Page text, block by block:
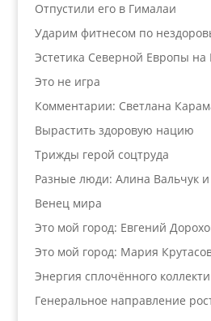
Отпустили его в Гималаи
Ударим фитнесом по
Эстетика Северной Европы
Это не игра
Комментарии: Светлана
Вырастить здоровую нацию
Трижды герой соцтруда
Разные люди: Алина Вальчук
Венец мира
Это мой город: Евгений
Это мой город: Мария
Энергия сплочённого
Генеральное направление